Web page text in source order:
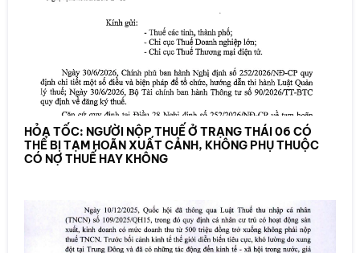
HỎA TỐC: NGƯỜI NỘP THUẾ Ở TRẠNG THÁI 06 CÓ
THỂ BỊ TẠM HOÃN XUẤT CẢNH, KHÔNG PHỤ THUỘC
CÓ NỢ THUẾ HAY KHÔNG